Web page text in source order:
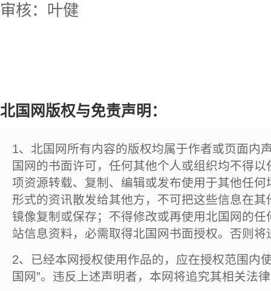
审核：叶健
北国网版权与免责声明：
1、北国网所有内容的版权均属于作者或页面内
国网的书面许可，任何其他个人或组织均不得
项资源转载、复制、编辑或发布使用于其他任
形式的资讯散发给其他方，不可把这些信息在
镜像复制或保存；不得修改或再使用北国网的
站信息资料，必需取得北国网书面授权。否则将
2、已经本网授权使用作品的，应在授权范围内
国网”。违反上述声明者，本网将追究其相关法